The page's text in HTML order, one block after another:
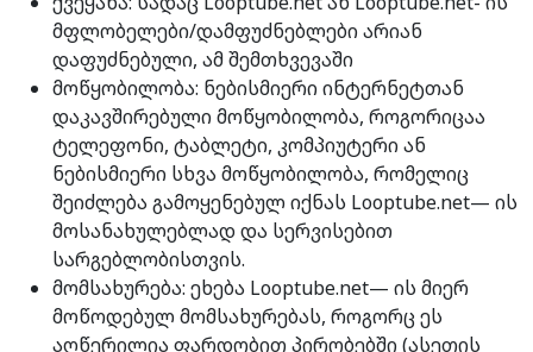
მფლობელები/დამფუძნებლები არიან
დაფუძნებული, ამ შემთხვევაში
მოწყობილობა: ნებისმიერი ინტერნეტთან
დაკავშირებული მოწყობილობა, როგორიცაა
ტელეფონი, ტაბლეტი, კომპიუტერი ან
ნებისმიერი სხვა მოწყობილობა, რომელიც
შეიძლება გამოყენებულ იქნას Looptube.net— ის
მოსანახულებლად და სერვისებით
სარგებლობისთვის.
მომსახურება: ეხება Looptube.net— ის მიერ
მოწოდებულ მომსახურებას, როგორც ეს
აღწერილია ფარდობით პირობებში (ასეთის